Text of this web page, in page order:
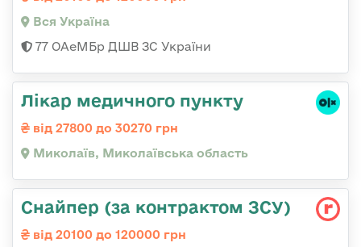
Вся Україна
77 ОАеМБр ДШВ ЗС України
Лікар медичного пункту
від 27800 до 30270 грн
Миколаїв, Миколаївська область
Снайпер (за контрактом ЗСУ)
від 20100 до 120000 грн